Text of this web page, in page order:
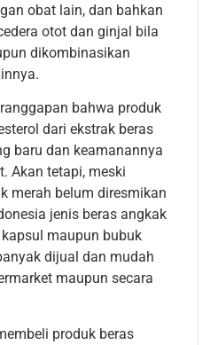
obat lain, dan bahkan
otot dan ginjal bila
dikombinasikan
bahwa produk
dari ekstrak beras
baru dan keamanannya
Akan tetapi, meski
merah belum diresmikan
jenis beras angkak
maupun bubuk
dijual dan mudah
maupun secara
produk beras